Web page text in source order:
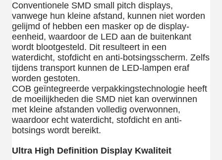
Conventionele SMD small pitch displays,
vanwege hun kleine afstand, kunnen niet worden
gelijmd of hebben een masker op de display-
eenheid, waardoor de LED aan de buitenkant
wordt blootgesteld. Dit resulteert in een
waterdicht, stofdicht en anti-botsingsscherm. Zelfs
tijdens transport kunnen de LED-lampen eraf
worden gestoten.
COB geïntegreerde verpakkingstechnologie heeft
de moeilijkheden die SMD niet kan overwinnen
met kleine afstanden volledig overwonnen,
waardoor echt waterdicht, stofdicht en anti-
botsings wordt bereikt.
Ultra High Definition Display Kwaliteit